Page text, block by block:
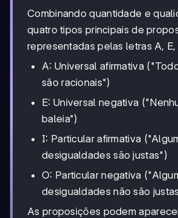
Combinando quantidade e
quatro tipos principais de
representadas pelas letras A, E,
A: Universal afirmativa
são racionais")
E: Universal negativa
baleia")
I: Particular afirmativa
desigualdades são justas")
O: Particular negativa
desigualdades não são
As proposições podem